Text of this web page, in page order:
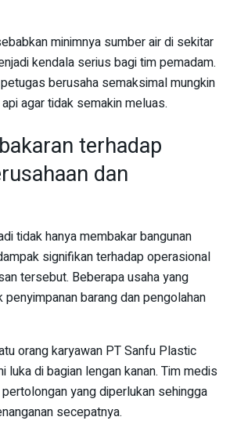
minimnya sumber air di sekitar
kendala serius bagi tim pemadam.
berusaha semaksimal mungkin
agar tidak semakin meluas.
terhadap
dan
tidak hanya membakar bangunan
signifikan terhadap operasional
tersebut. Beberapa usaha yang
barang dan pengolahan
orang karyawan PT Sanfu Plastic
luka di bagian lengan kanan. Tim medis
yang diperlukan sehingga
secepatnya.